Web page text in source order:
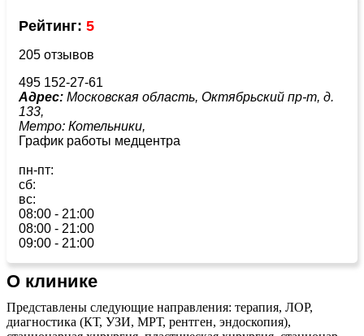
Рейтинг: 5
205 отзывов
495 152-27-61
Адрес: Московская область, Октябрьский пр-т, д.
133,
Метро: Котельники,
График работы медцентра
пн-пт:
сб:
вс:
08:00 - 21:00
08:00 - 21:00
09:00 - 21:00
О клинике
Представлены следующие направления: терапия, ЛОР,
диагностика (КТ, УЗИ, МРТ, рентген, эндоскопия),